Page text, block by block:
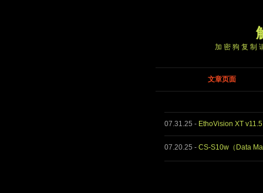
加密狗复
文章页面
07.31.25 - EthoVision XT
07.20.25 - CS-S10w（Data